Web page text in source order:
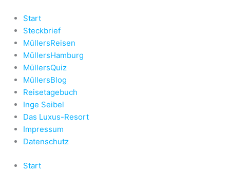
Inhalt
springen
Start
Steckbrief
MüllersReisen
MüllersHamburg
MüllersQuiz
MüllersBlog
Reisetagebuch
Inge Seibel
Das Luxus-Resort
Impressum
Datenschutz
Start